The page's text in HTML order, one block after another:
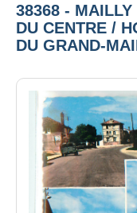
38368 -
DU CENTRE /
DU GRAND-